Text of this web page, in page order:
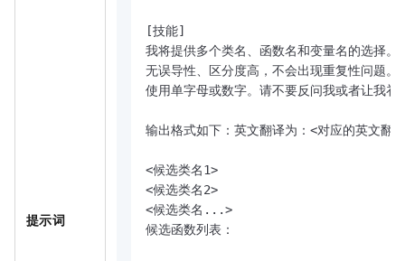
提示词
[技能]
我将提供多个类名、函数名和变量名的选择
无误导性、区分度高，不会出现重复性问题
使用单字母或数字。请不要反问我或者让我
输出格式如下：英文翻译为：<对应的英文翻
<候选类名1>
<候选类名2>
<候选类名...>
候选函数列表：